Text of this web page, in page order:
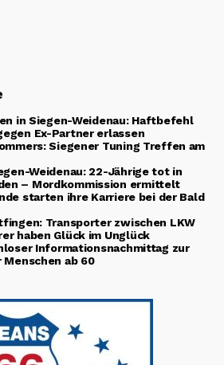
in Siegen-Weidenau: Haftbefehl
Ex-Partner erlassen
Siegener Tuning Treffen am
Weidenau: 22-Jährige tot in
– Mordkommission ermittelt
starten ihre Karriere bei der Bald
Transporter zwischen LKW
haben Glück im Unglück
Informationsnachmittag zur
ab 60